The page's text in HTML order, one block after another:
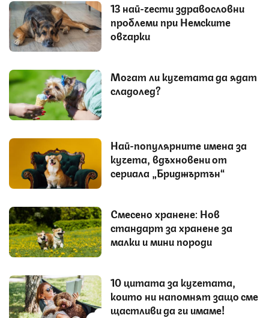
13 най-чести здравословни
проблеми при Немските
овчарки
Могат ли кучетата да ядат
сладолед?
Най-популярните имена за
кучета, вдъхновени от
сериала „Бриджъртън“
Смесено хранене: Нов
стандарт за хранене за
малки и мини породи
10 цитата за кучетата,
които ни напомнят защо сме
щастливи да ги имаме!